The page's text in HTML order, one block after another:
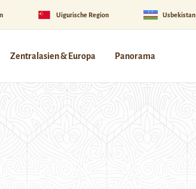
Uigurische Region Usbekistan
Zentralasien & Europa Panorama